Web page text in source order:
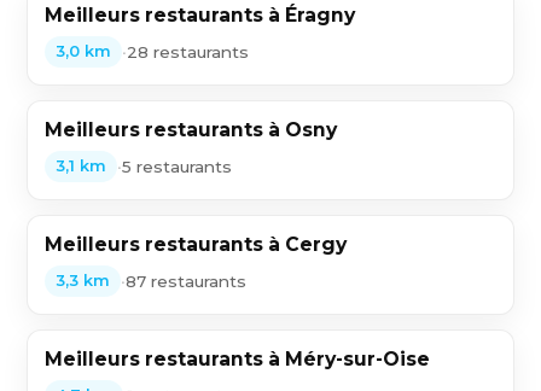
Meilleurs restaurants à Éragny
3,0 km •28 restaurants
Meilleurs restaurants à Osny
3,1 km •5 restaurants
Meilleurs restaurants à Cergy
3,3 km •87 restaurants
Meilleurs restaurants à Méry-sur-Oise